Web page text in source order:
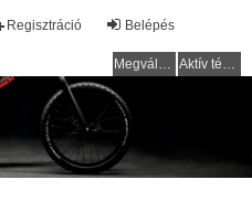
Belépés
Regisztráció
Megválaszolatlan témák Aktív témák